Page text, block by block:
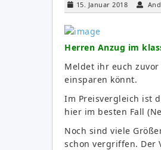
15. Januar 2018
Herren Anzug im
Meldet ihr euch
einsparen könnt.
Im Preisvergleich ist
hier im besten Fall
Noch sind viele
schon vergriffen. Der